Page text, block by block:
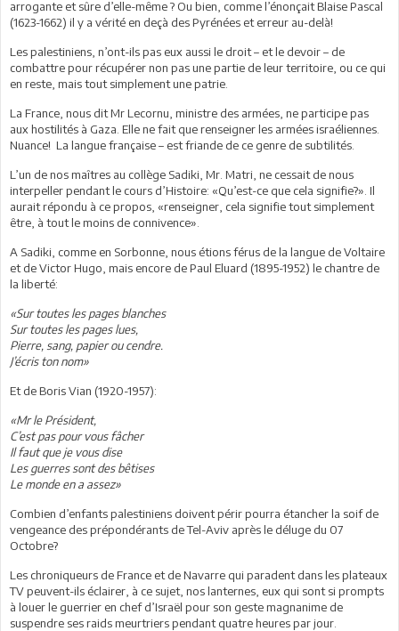
arrogante et sûre d’elle-même ? Ou bien, comme l’énonçait Blaise Pascal
(1623-1662) il y a vérité en deçà des Pyrénées et erreur au-delà!
Les palestiniens, n’ont-ils pas eux aussi le droit – et le devoir – de
combattre pour récupérer non pas une partie de leur territoire, ou ce qui
en reste, mais tout simplement une patrie.
La France, nous dit Mr Lecornu, ministre des armées, ne participe pas
aux hostilités à Gaza. Elle ne fait que renseigner les armées israéliennes.
Nuance! La langue française – est friande de ce genre de subtilités.
L’un de nos maîtres au collège Sadiki, Mr. Matri, ne cessait de nous
interpeller pendant le cours d’Histoire: «Qu’est-ce que cela signifie?». Il
aurait répondu à ce propos, «renseigner, cela signifie tout simplement
être, à tout le moins de connivence».
A Sadiki, comme en Sorbonne, nous étions férus de la langue de Voltaire
et de Victor Hugo, mais encore de Paul Eluard (1895-1952) le chantre de
la liberté:
«Sur toutes les pages blanches
Sur toutes les pages lues,
Pierre, sang, papier ou cendre.
J’écris ton nom»
Et de Boris Vian (1920-1957):
«Mr le Président,
C’est pas pour vous fâcher
Il faut que je vous dise
Les guerres sont des bêtises
Le monde en a assez»
Combien d’enfants palestiniens doivent périr pourra étancher la soif de
vengeance des prépondérants de Tel-Aviv après le déluge du 07
Octobre?
Les chroniqueurs de France et de Navarre qui paradent dans les plateaux
TV peuvent-ils éclairer, à ce sujet, nos lanternes, eux qui sont si prompts
à louer le guerrier en chef d’Israël pour son geste magnanime de
suspendre ses raids meurtriers pendant quatre heures par jour.